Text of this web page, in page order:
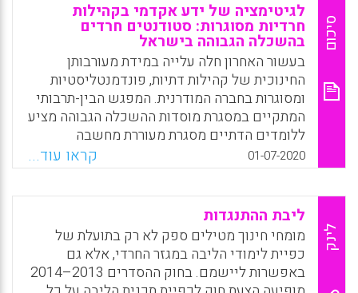
הכתיבה העיונית של סטודנטים חרדים, ואת אופי
ההתנסות בכתיבה בישיבה. בסיומו מוצגות
המלצות העשויות לשפר את תוכנית הלימודים
לכתיבה אקדמית לאוכלוסיית הגברים החרדים.
WhatsApp
Facebook
Email
X
סיכום
לגיטימציה של ידע אקדמי בקהילות
חרדיות מסוגרות: סטודנטים חרדים
בהשכלה הגבוהה בישראל
בעשור האחרון חלה עלייה במידת מעורבותן
החינוכית של קהילות דתיות, פונדמנטליסטיות
ומסוגרות בחברה המודרנית. המפגש הבין-תרבותי
המתקיים במסגרת מוסדות ההשכלה הגבוהה מציע
ללומדים הדתיים מסגרת מעוררת מחשבה
המאתגרת את אמונותיהם באמצעות העקרונות
החילוניים-רציונליים של המחשבה המדעית.
WhatsApp
Facebook
Email
X
01-07-2020 קראו עוד...
לינק
ליבת ההתנגדות
מומחי חינוך מטילים ספק לא רק בתועלת של
כפיית לימודי הליבה במגזר החרדי, אלא גם
באפשרות ליישמם. בחוק ההסדרים 2013–2014